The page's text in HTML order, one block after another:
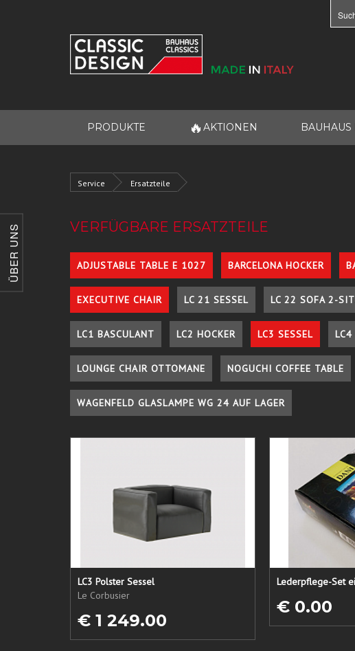
ÜBER UNS
PRODUKTE 🔥 AKTIONEN BAUHAUS
Service Ersatzteile
VERFÜGBARE ERSATZTEILE
ADJUSTABLE TABLE E 1027 BARCELONA HOCKER
EXECUTIVE CHAIR LC 21 SESSEL LC 22 SOFA 2-
LC1 BASCULANT LC2 HOCKER LC3 SESSEL LC4
LOUNGE CHAIR OTTOMANE NOGUCHI COFFEE TABLE
WAGENFELD GLASLAMPE WG 24 AUF LAGER
LC3 Polster Sessel
Le Corbusier
€ 1 249.00
€ 0.00